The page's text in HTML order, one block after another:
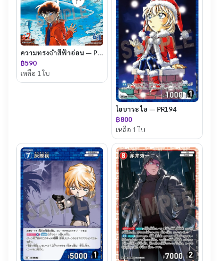
฿590
เหลือ 1 ใบ
ไฮบาระ ไอ — PR194
฿800
เหลือ 1 ใบ